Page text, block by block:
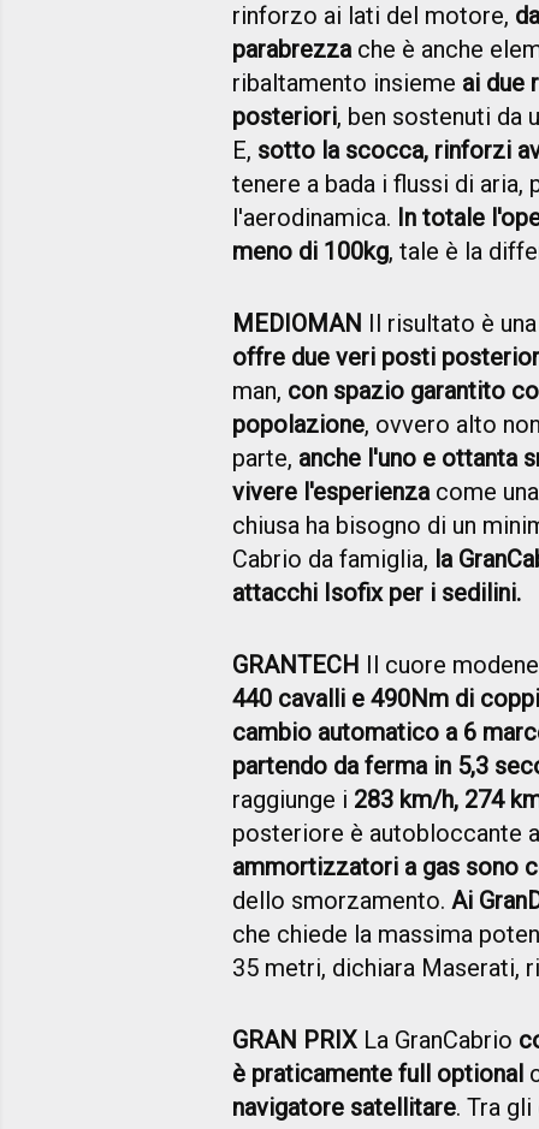
rinforzo ai lati del motore,
parabrezzache è anche
ribaltamento insieme ai due
posteriori, ben sostenuti da
E, sotto la scocca, rinforzi
tenere a bada i flussi di
l'aerodinamica. In totale
meno di 100kg, tale è la
MEDIOMAN Il risultato è una
offre due veri posti
man, con spazio garantito
popolazione, ovvero alto
parte, anche l'uno e ottanta
vivere l'esperienzacome
chiusa ha bisogno di un
Cabrio da famiglia, la
attacchi Isofix per i sedilini.
GRANTECH Il cuore
440 cavalli e 490Nm di
cambio automatico a 6
partendo da ferma in 5,3
raggiunge i 283 km/h, 274
posteriore è autobloccante
ammortizzatori a gas sono
dello smorzamento. Ai
che chiede la massima
35 metri, dichiara Maserati,
GRAN PRIX La GranCabrio
è praticamente full optional
navigatore satellitare. Tra